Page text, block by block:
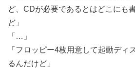
ど、CDが必要であるとはどこにも
ど」
「…」
「フロッピー4枚用意して起動ディ
るんだけど」